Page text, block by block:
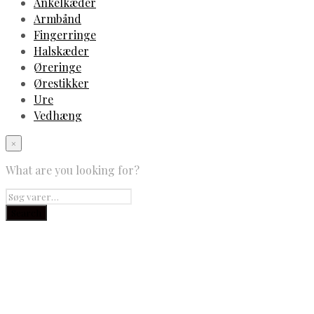
Armbånd
Fingerringe
Halskæder
Øreringe
Ørestikker
Ure
Vedhæng
×
What are you looking for?